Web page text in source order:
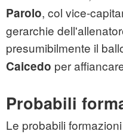
Parolo, col vice-
gerarchie
presumibilmente il
Caicedo per
Probabili
Le probabili